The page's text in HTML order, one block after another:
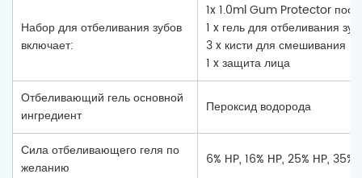
Набор для отбеливания зубов
включает:
1x 1.0ml Gum Protector
1 x гель для отбеливания
3 x кисти для смешивания
1 x защита лица
Отбеливающий гель основной
ингредиент
Пероксид водорода
Сила отбеливающего геля по
желанию
6% HP, 16% HP, 25% HP,